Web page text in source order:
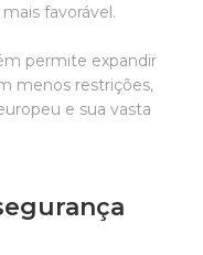
favorável.
permite expandir
menos restrições,
e sua vasta